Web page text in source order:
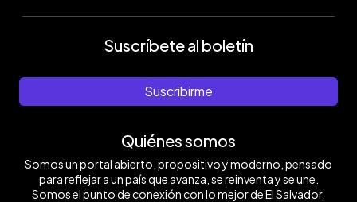
Suscríbete al boletín
Suscribirme
Quiénes somos
Somos un portal abierto, propositivo y moderno, pensado
para reflejar a un país que avanza, se reinventa y se une.
Somos el punto de conexión con lo mejor de El Salvador.